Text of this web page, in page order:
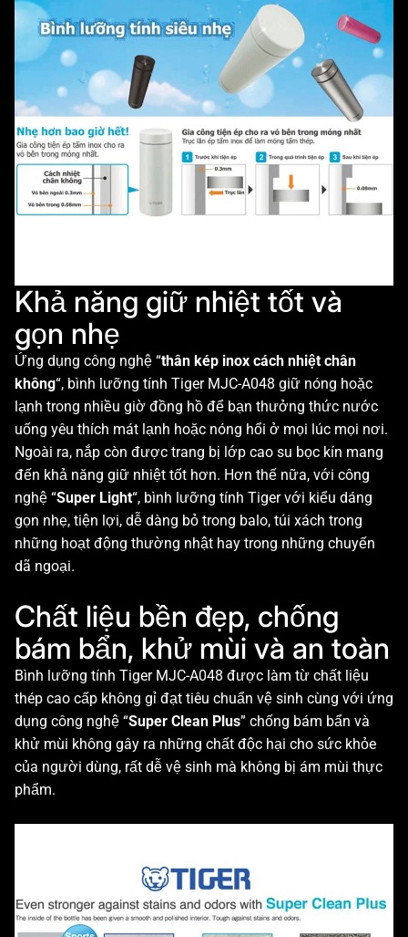
Khả năng giữ nhiệt tốt và
gọn nhẹ
Ứng dụng công nghệ “thân kép inox cách nhiệt chân
không“, bình lưỡng tính Tiger MJC-A048 giữ nóng hoặc
lạnh trong nhiều giờ đồng hồ để bạn thưởng thức nước
uống yêu thích mát lạnh hoặc nóng hổi ở mọi lúc mọi nơi.
Ngoài ra, nắp còn được trang bị lớp cao su bọc kín mang
đến khả năng giữ nhiệt tốt hơn. Hơn thế nữa, với công
nghệ “Super Light“, bình lưỡng tính Tiger với kiểu dáng
gọn nhẹ, tiện lợi, dễ dàng bỏ trong balo, túi xách trong
những hoạt động thường nhật hay trong những chuyến
dã ngoại.
Chất liệu bền đẹp, chống
bám bẩn, khử mùi và an toàn
Bình lưỡng tính Tiger MJC-A048 được làm từ chất liệu
thép cao cấp không gỉ đạt tiêu chuẩn vệ sinh cùng với ứng
dụng công nghệ “Super Clean Plus” chống bám bẩn và
khử mùi không gây ra những chất độc hại cho sức khỏe
của người dùng, rất dễ vệ sinh mà không bị ám mùi thực
phẩm.